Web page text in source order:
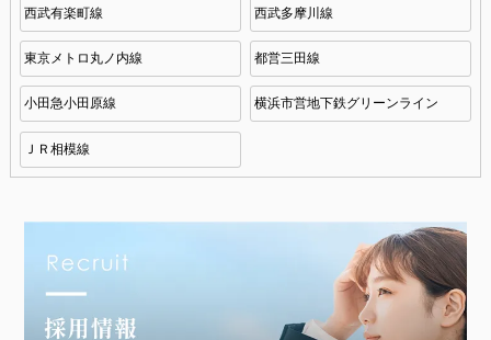
西武有楽町線 西武多摩川線
東京メトロ丸ノ内線 都営三田線
小田急小田原線 横浜市営地下鉄グリーンライン
ＪＲ相模線